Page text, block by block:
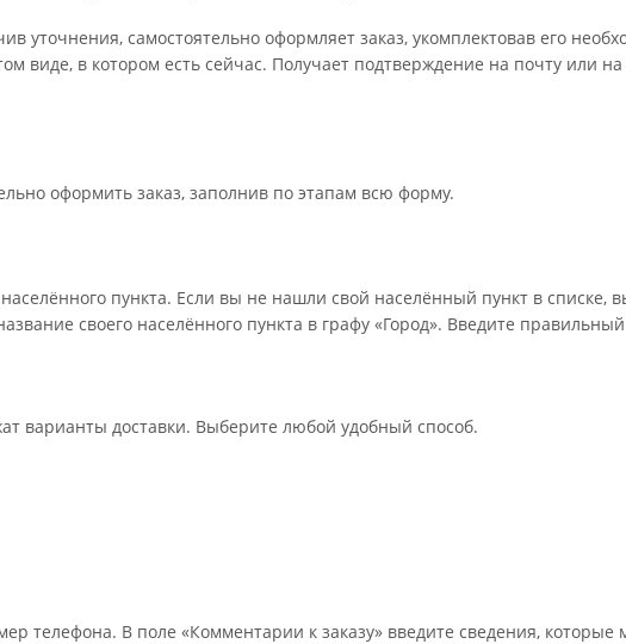
уточнения, самостоятельно оформляет заказ, укомплектовав его
виде, в котором есть сейчас. Получает подтверждение на почту или на
оформить заказ, заполнив по этапам всю форму.
пункта. Если вы не нашли свой населённый пункт в списке,
своего населённого пункта в графу «Город». Введите
варианты доставки. Выберите любой удобный способ.
телефона. В поле «Комментарии к заказу» введите сведения, которые